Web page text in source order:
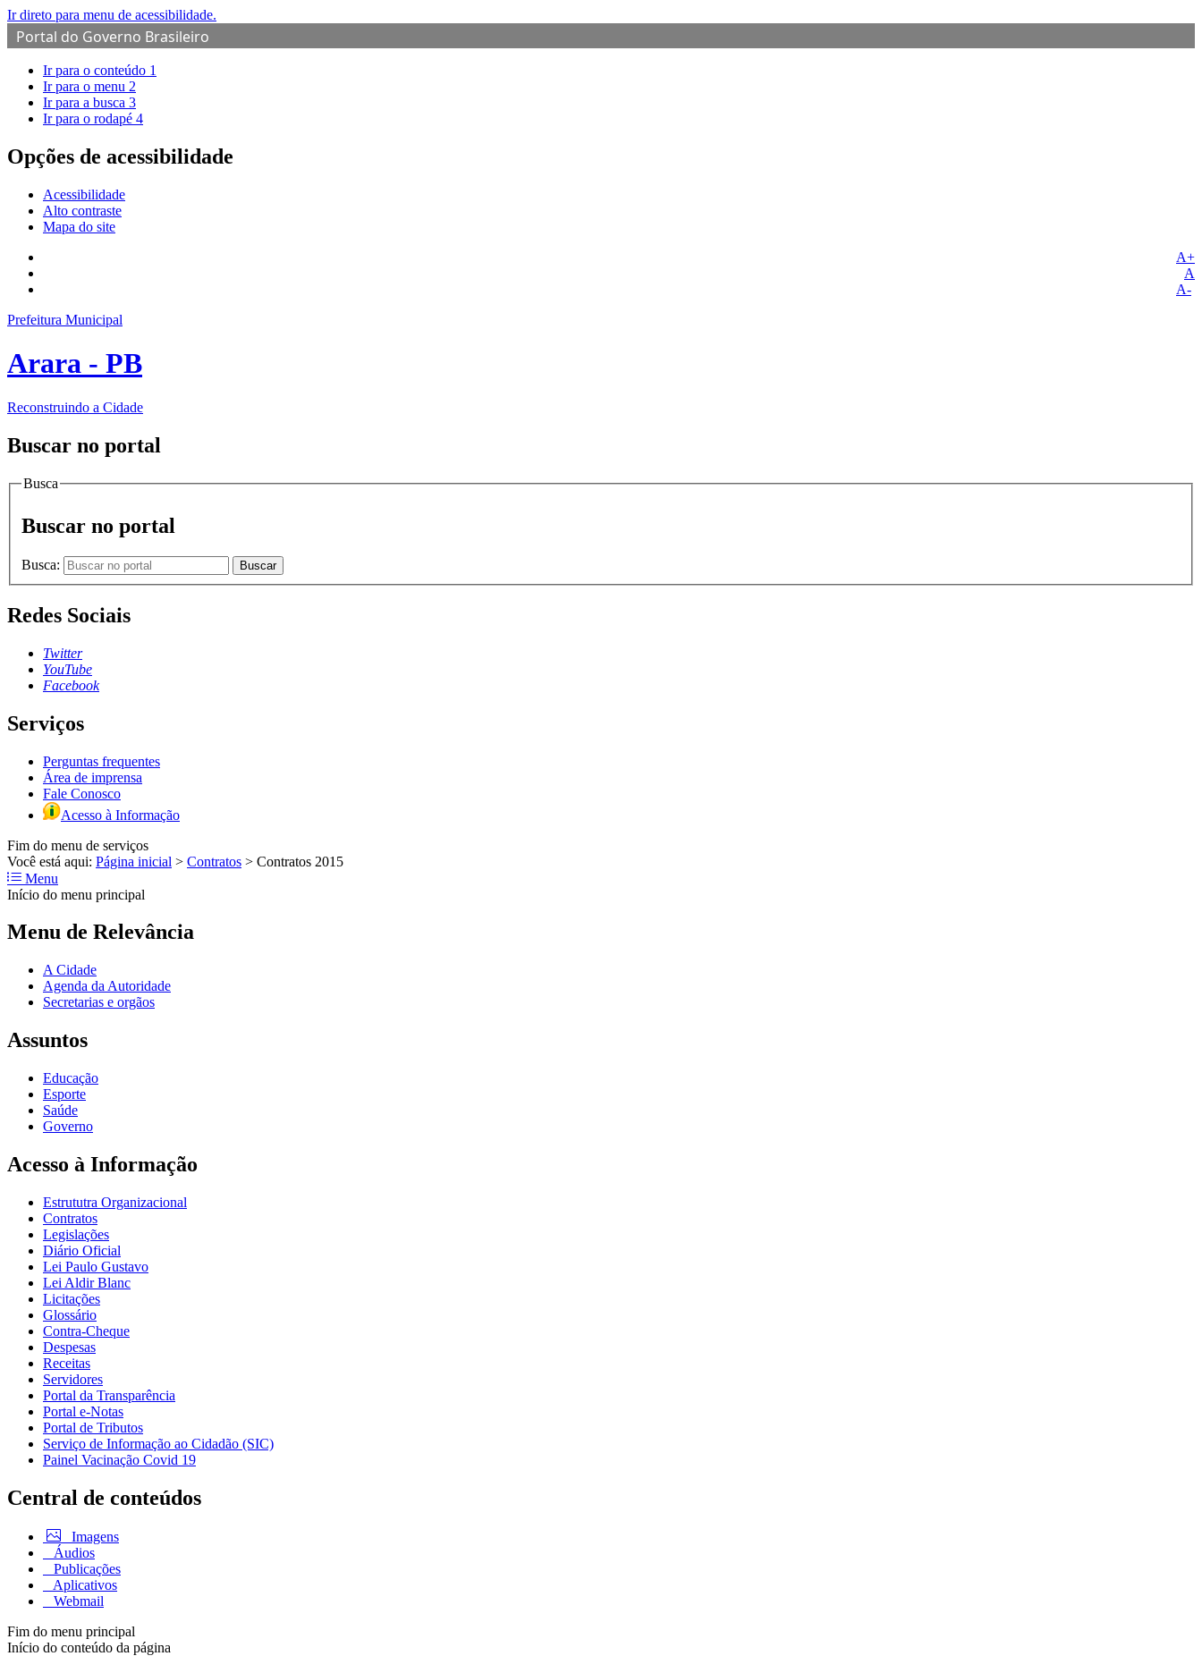
Ir direto para menu de acessibilidade.
Portal do Governo Brasileiro
Ir para o conteúdo 1
Ir para o menu 2
Ir para a busca 3
Ir para o rodapé 4
Opções de acessibilidade
Acessibilidade
Alto contraste
Mapa do site
A+
A
A-
Prefeitura Municipal
Arara - PB
Reconstruindo a Cidade
Buscar no portal
Busca
Buscar no portal
Busca: Buscar
Redes Sociais
Twitter
YouTube
Facebook
Serviços
Perguntas frequentes
Área de imprensa
Fale Conosco
Acesso à Informação
Fim do menu de serviços
Você está aqui: Página inicial > Contratos > Contratos 2015
Menu
Início do menu principal
Menu de Relevância
A Cidade
Agenda da Autoridade
Secretarias e orgãos
Assuntos
Educação
Esporte
Saúde
Governo
Acesso à Informação
Estrututra Organizacional
Contratos
Legislações
Diário Oficial
Lei Paulo Gustavo
Lei Aldir Blanc
Licitações
Glossário
Contra-Cheque
Despesas
Receitas
Servidores
Portal da Transparência
Portal e-Notas
Portal de Tributos
Serviço de Informação ao Cidadão (SIC)
Painel Vacinação Covid 19
Central de conteúdos
Imagens
Áudios
Publicações
Aplicativos
Webmail
Fim do menu principal
Início do conteúdo da página